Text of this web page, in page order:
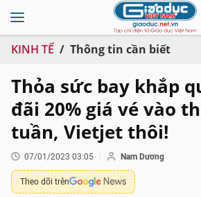
KINH TẾ Thông tin cần biết
Thỏa sức bay khắp
đãi 20% giá vé vào
tuần, Vietjet thôi!
07/01/2023 03:05 Nam Dương
Theo dõi trên